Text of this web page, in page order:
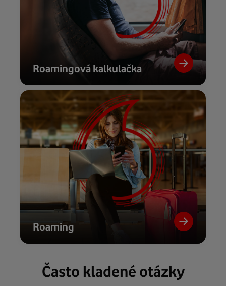
Roamingová kalkulačka
Roaming
Často kladené otázky